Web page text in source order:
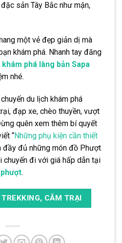
sản Tây Bắc như mận,
một vẻ đẹp giản dị mà
khám phá. Nhanh tay đăng
phá làng bản Sapa
nhé.
du lịch khám phá
đạp xe, chèo thuyền, vượt
quên xem thêm bí quyết
“Những phụ kiện cần thiết
đầy đủ những món đồ Phượt
chuyến đi với giá hấp dẫn tại
.
CẮM TRẠI